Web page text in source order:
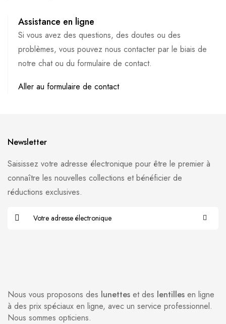
Assistance en ligne
Si vous avez des questions, des doutes ou des
problèmes, vous pouvez nous contacter par le biais de
notre chat ou du formulaire de contact.
Aller au formulaire de contact
Nous vous proposons des lunettes et des lentilles en ligne
à des prix spéciaux en ligne, avec un service professionnel.
Nous sommes opticiens.
Newsletter
Saisissez votre adresse électronique pour être le premier à
connaître les nouvelles collections et bénéficier de
réductions exclusives.